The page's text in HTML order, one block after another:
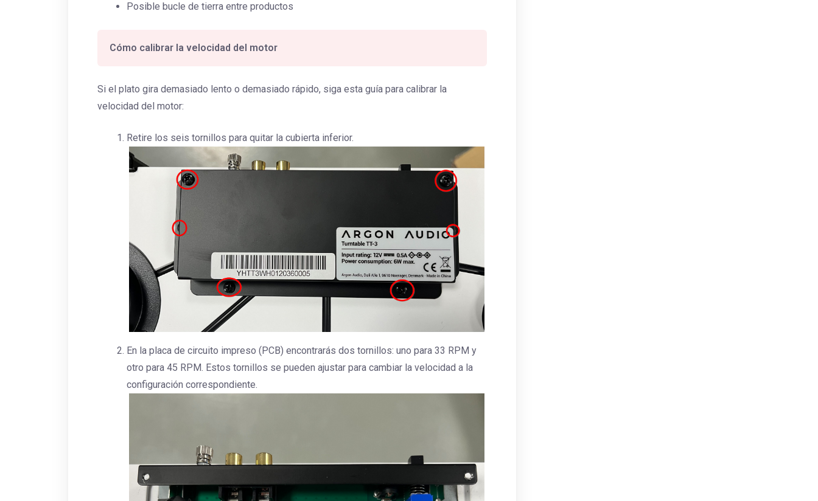
Posible bucle de tierra entre productos
Cómo calibrar la velocidad del motor
Si el plato gira demasiado lento o demasiado rápido, siga esta guía para calibrar la
velocidad del motor:
Retire los seis tornillos para quitar la cubierta inferior.
En la placa de circuito impreso (PCB) encontrarás dos tornillos: uno para 33 RPM y
otro para 45 RPM. Estos tornillos se pueden ajustar para cambiar la velocidad a la
configuración correspondiente.